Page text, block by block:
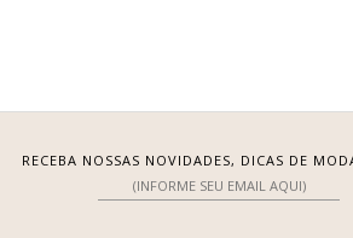
RECEBA NOSSAS NOVIDADES, DICAS DE